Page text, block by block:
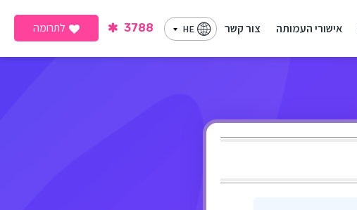
אישורי העמותה צור קשר HE
3788 לתרומה